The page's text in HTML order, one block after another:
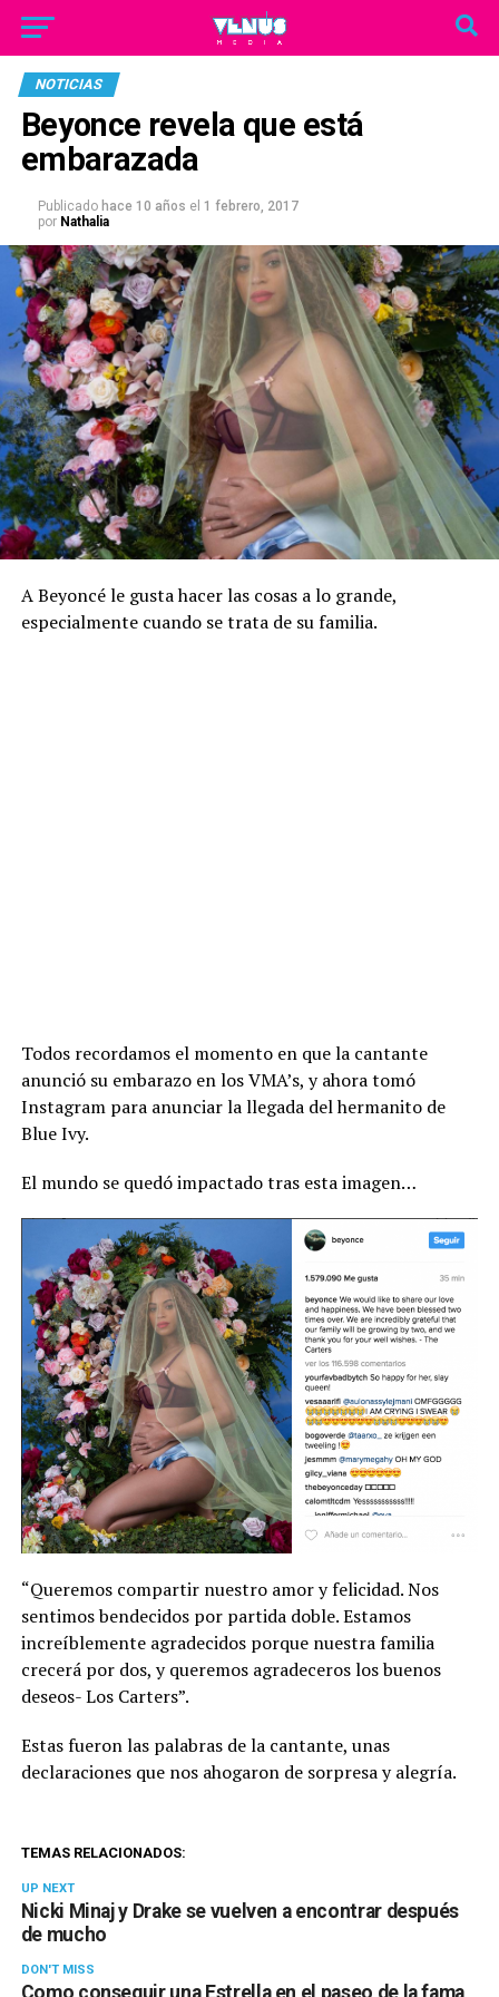
NOTICIAS
Beyonce revela que está
embarazada
Publicado hace 10 años el 1 febrero, 2017
por Nathalia
A Beyoncé le gusta hacer las cosas a lo grande,
especialmente cuando se trata de su familia.
Todos recordamos el momento en que la cantante
anunció su embarazo en los VMA’s, y ahora tomó
Instagram para anunciar la llegada del hermanito de
Blue Ivy.
El mundo se quedó impactado tras esta imagen…
“Queremos compartir nuestro amor y felicidad. Nos
sentimos bendecidos por partida doble. Estamos
increíblemente agradecidos porque nuestra familia
crecerá por dos, y queremos agradeceros los buenos
deseos- Los Carters”.
Estas fueron las palabras de la cantante, unas
declaraciones que nos ahogaron de sorpresa y alegría.
TEMAS RELACIONADOS:
UP NEXT
Nicki Minaj y Drake se vuelven a encontrar después
de mucho
DON'T MISS
Como conseguir una Estrella en el paseo de la fama